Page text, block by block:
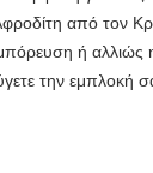
από τον
ή
την εμπλοκή